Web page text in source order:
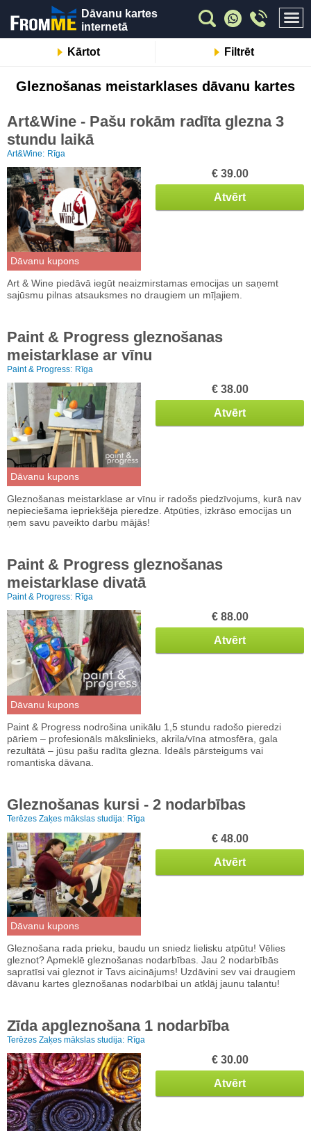
Dāvanu kartes
internetā
Kārtot Filtrēt
Gleznošanas meistarklases dāvanu kartes
Art&Wine - Pašu rokām radīta glezna 3
stundu laikā
Art&Wine: Rīga
Dāvanu kupons
€ 39.00
Atvērt
Art & Wine piedāvā iegūt neaizmirstamas emocijas un saņemt
sajūsmu pilnas atsauksmes no draugiem un mīļajiem.
Paint & Progress gleznošanas
meistarklase ar vīnu
Paint & Progress: Rīga
Dāvanu kupons
€ 38.00
Atvērt
Gleznošanas meistarklase ar vīnu ir radošs piedzīvojums, kurā nav
nepieciešama iepriekšēja pieredze. Atpūties, izkrāso emocijas un
ņem savu paveikto darbu mājās!
Paint & Progress gleznošanas
meistarklase divatā
Paint & Progress: Rīga
Dāvanu kupons
€ 88.00
Atvērt
Paint & Progress nodrošina unikālu 1,5 stundu radošo pieredzi
pāriem – profesionāls mākslinieks, akrila/vīna atmosfēra, gala
rezultātā – jūsu pašu radīta glezna. Ideāls pārsteigums vai
romantiska dāvana.
Gleznošanas kursi - 2 nodarbības
Terēzes Zaķes mākslas studija: Rīga
Dāvanu kupons
€ 48.00
Atvērt
Gleznošana rada prieku, baudu un sniedz lielisku atpūtu! Vēlies
gleznot? Apmeklē gleznošanas nodarbības. Jau 2 nodarbībās
sapratīsi vai gleznot ir Tavs aicinājums! Uzdāvini sev vai draugiem
dāvanu kartes gleznošanas nodarbībai un atklāj jaunu talantu!
Zīda apgleznošana 1 nodarbība
Terēzes Zaķes mākslas studija: Rīga
€ 30.00
Atvērt